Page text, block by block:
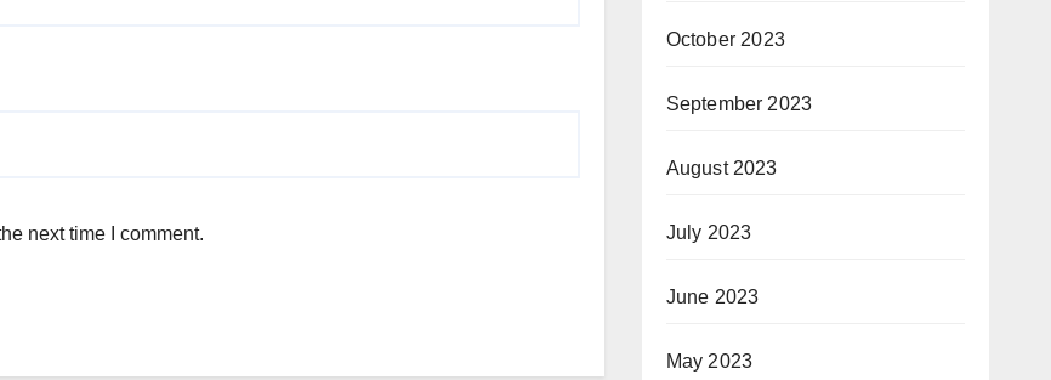
next time I comment.
October 2023
September 2023
August 2023
July 2023
June 2023
May 2023